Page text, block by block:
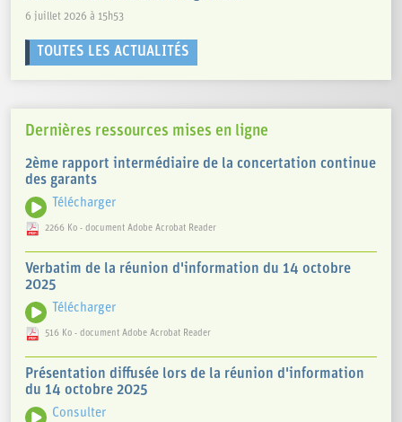
6 juillet 2026 à 15h53
TOUTES LES ACTUALITÉS
Dernières ressources mises en ligne
2ème rapport intermédiaire de la concertation continue
des garants
Télécharger
2266 Ko - document Adobe Acrobat Reader
Verbatim de la réunion d'information du 14 octobre
2025
Télécharger
516 Ko - document Adobe Acrobat Reader
Présentation diffusée lors de la réunion d'information
du 14 octobre 2025
Consulter